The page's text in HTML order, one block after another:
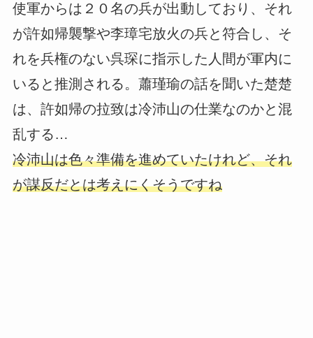
使軍からは２０名の兵が出動しており、それ
が許如帰襲撃や李璋宅放火の兵と符合し、そ
れを兵権のない呉琛に指示した人間が軍内に
いると推測される。蕭瑾瑜の話を聞いた楚楚
は、許如帰の拉致は冷沛山の仕業なのかと混
乱する…
冷沛山は色々準備を進めていたけれど、それ
が謀反だとは考えにくそうですね